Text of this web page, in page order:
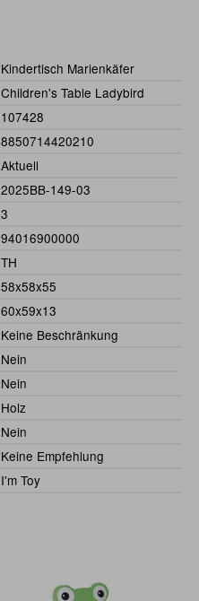
Kindertisch Marienkäfer
Children's Table Ladybird
107428
8850714420210
Aktuell
2025BB-149-03
3
94016900000
TH
58x58x55
60x59x13
Keine Beschränkung
Nein
Nein
Holz
Nein
Keine Empfehlung
I'm Toy